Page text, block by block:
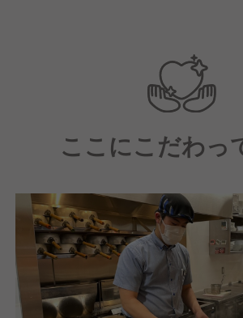
体ではかなりの人数になりますが
お休みなど今後もっと働きやすい環
く、現在働き方改革に取り組んでい
ここにこだわっ